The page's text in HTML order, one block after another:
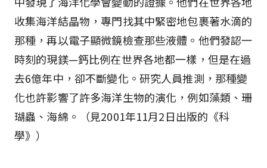
收集海洋結晶物，專門找其中緊密地包裹著水滴的
那種，再以電子顯微鏡檢查那些液體。他們發認一
時刻的現鎂—鈣比例在世界各地都一樣，但是在過
去6億年中，卻不斷變化。研究人員推測，那種變
化也許影響了許多海洋生物的演化，例如藻類、珊
瑚蟲、海綿。（見2001年11月2日出版的《科
學》）